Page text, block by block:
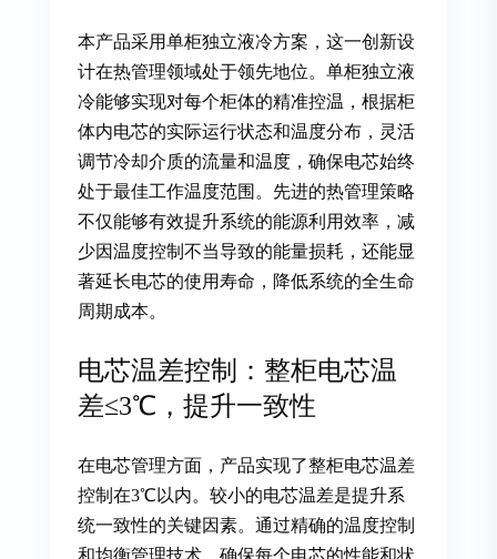
本产品采用单柜独立液冷方案，这一创新设
计在热管理领域处于领先地位。单柜独立液
冷能够实现对每个柜体的精准控温，根据柜
体内电芯的实际运行状态和温度分布，灵活
调节冷却介质的流量和温度，确保电芯始终
处于最佳工作温度范围。先进的热管理策略
不仅能够有效提升系统的能源利用效率，减
少因温度控制不当导致的能量损耗，还能显
著延长电芯的使用寿命，降低系统的全生命
周期成本。
电芯温差控制：整柜电芯温
差≤3℃，提升一致性
在电芯管理方面，产品实现了整柜电芯温差
控制在3℃以内。较小的电芯温差是提升系
统一致性的关键因素。通过精确的温度控制
和均衡管理技术，确保每个电芯的性能和状